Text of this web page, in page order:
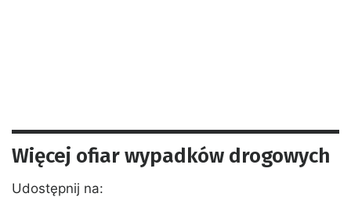
Więcej ofiar wypadków drogowych
Udostępnij na: